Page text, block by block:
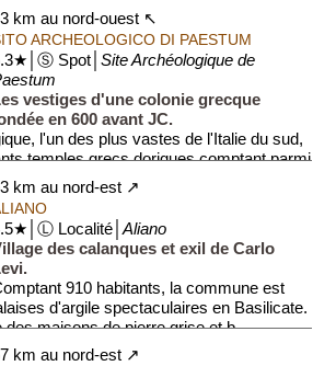
km au nord-ouest ↖
ARCHEOLOGICO DI PAESTUM
Spot│Site Archéologique de
vestiges d'une colonie grecque
en 600 avant JC.
l'un des plus vastes de l'Italie du sud,
temples grecs doriques comptant parmi
km au nord-est ↗
Localité│Aliano
des calanques et exil de Carlo
910 habitants, la commune est
d'argile spectaculaires en Basilicate.
des maisons de pierre grise et b...
km au nord-est ↗